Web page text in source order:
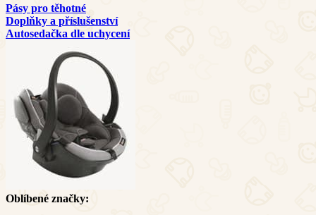
Pásy pro těhotné
Doplňky a příslušenství
Autosedačka dle uchycení
Oblíbené značky: